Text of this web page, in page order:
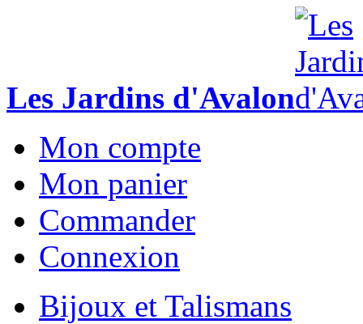
Les Jardins d'Avalon
Mon compte
Mon panier
Commander
Connexion
Bijoux et Talismans